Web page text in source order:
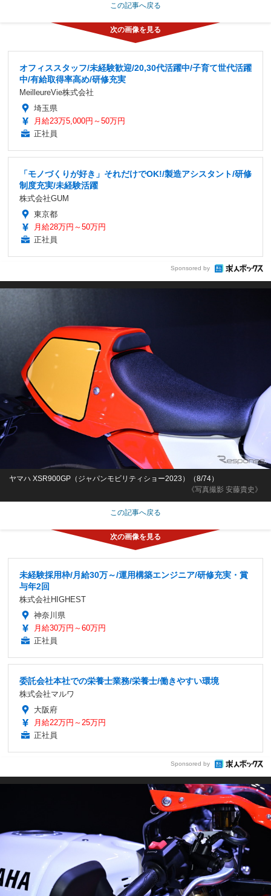
この記事へ戻る
オフィススタッフ/未経験歓迎/20,30代活躍中/子育て世代活躍
中/有給取得率高め/研修充実
MeilleureVie株式会社
埼玉県
月給23万5,000円～50万円
正社員
「モノづくりが好き」それだけでOK!/製造アシスタント/研修
制度充実/未経験活躍
株式会社GUM
東京都
月給28万円～50万円
正社員
Sponsored by
《写真撮影 安藤貴史》
ヤマハ XSR900GP（ジャパンモビリティショー2023）（8/74）
この記事へ戻る
未経験採用枠/月給30万～/運用構築エンジニア/研修充実・賞
与年2回
株式会社HIGHEST
神奈川県
月給30万円～60万円
正社員
委託会社本社での栄養士業務/栄養士/働きやすい環境
株式会社マルワ
大阪府
月給22万円～25万円
正社員
Sponsored by